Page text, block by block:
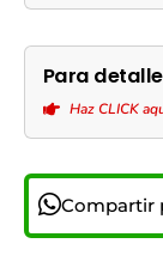
Para
Haz CLICK
Compartir